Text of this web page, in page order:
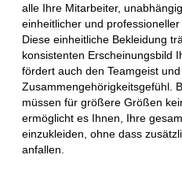
alle Ihre Mitarbeiter,
einheitlicher und
Diese einheitliche Bekleidung
konsistenten Erscheinungsbild
fördert auch den Teamgeist
Zusammengehörigkeitsgefühl.
müssen für größere Größen
ermöglicht es Ihnen, Ihre
einzukleiden, ohne dass
anfallen.